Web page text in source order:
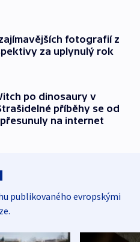
fotografií z
za uplynulý rok
po dinosaury v
příběhy se od
na internet
publikovaného evropskými